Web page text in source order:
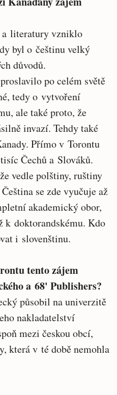
a literatury vzniklo
byl o češtinu velký
důvodů.
po celém světě
tedy o vytvoření
ale také proto, že
invazí. Tehdy také
Přímo v Torontu
Čechů a Slováků.
vedle polštiny, ruštiny
se zde vyučuje až
akademický obor,
k doktorandskému. Kdo
i slovenštinu.
tento zájem
a 68' Publishers?
působil na univerzitě
nakladatelství
mezi českou obcí,
která v té době nemohla